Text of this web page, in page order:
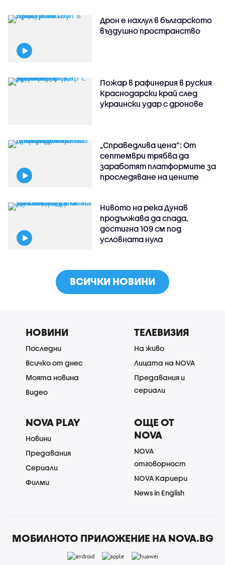
Дрон е нахлул в българското
въздушно пространство
Пожар в рафинерия в руския
Краснодарски край след
украински удар с дронове
„Справедлива цена“: От
септември трябва да
заработят платформите за
проследяване на цените
Нивото на река Дунав
продължава да спада,
достигна 109 см под
условната нула
ВСИЧКИ НОВИНИ
НОВИНИ
Последни
Всичко от днес
Моята новина
Видео
ТЕЛЕВИЗИЯ
На живо
Лицата на NOVA
Предавания и
сериали
NOVA PLAY
Новини
Предавания
Сериали
Филми
ОЩЕ ОТ
NOVA
NOVA
отговорност
NOVA Кариери
News in English
МОБИЛНОТО ПРИЛОЖЕНИЕ НА NOVA.BG